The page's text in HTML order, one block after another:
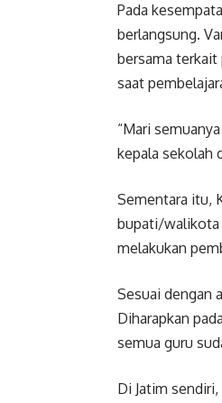
Pada
berlangsung.
bersama terkait
saat
“Mari
kepala sekolah
Sementara itu,
bupati/walikota
melakukan
Sesuai dengan
Diharapkan
semua guru
Di Jatim